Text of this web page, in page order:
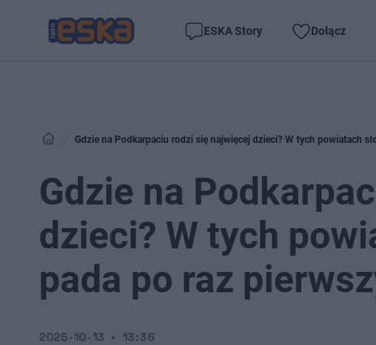
ESKA Story Dołącz
Gdzie na Podkarpaciu rodzi się najwięcej dzieci? W tych powiatach
Gdzie na
dzieci? W tych
pada po raz
2025-10-13 13:36